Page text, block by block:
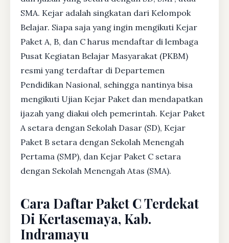
SMA. Kejar adalah singkatan dari Kelompok
Belajar. Siapa saja yang ingin mengikuti Kejar
Paket A, B, dan C harus mendaftar di lembaga
Pusat Kegiatan Belajar Masyarakat (PKBM)
resmi yang terdaftar di Departemen
Pendidikan Nasional, sehingga nantinya bisa
mengikuti Ujian Kejar Paket dan mendapatkan
ijazah yang diakui oleh pemerintah. Kejar Paket
A setara dengan Sekolah Dasar (SD), Kejar
Paket B setara dengan Sekolah Menengah
Pertama (SMP), dan Kejar Paket C setara
dengan Sekolah Menengah Atas (SMA).
Cara Daftar Paket C Terdekat
Di Kertasemaya, Kab.
Indramayu